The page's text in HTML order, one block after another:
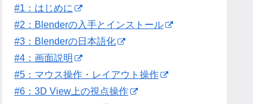
#1：はじめに
#2：Blenderの入手とインストール
#3：Blenderの日本語化
#4：画面説明
#5：マウス操作・レイアウト操作
#6：3D View上の視点操作